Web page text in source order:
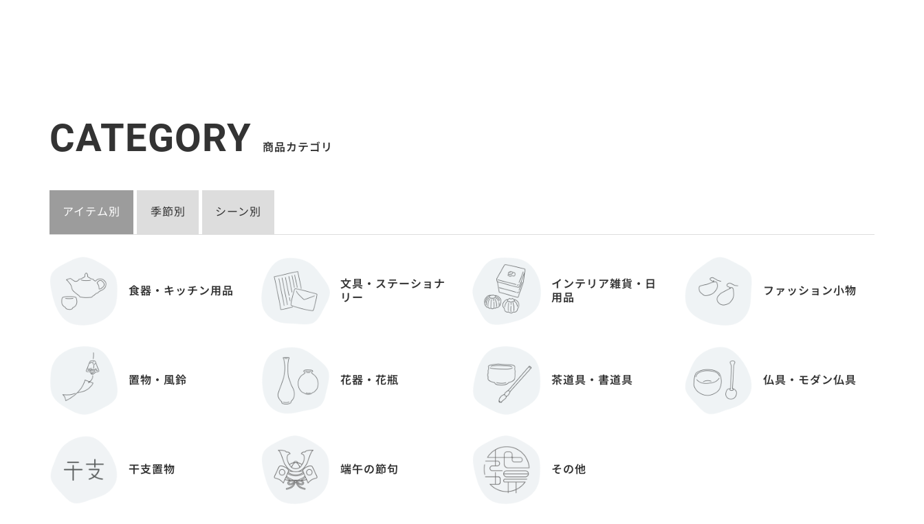
CATEGORY 商品カテゴリ
アイテム別 季節別 シーン別
食器・キッチン用品
文具・ステーショナ
リー
インテリア雑貨・日
用品
ファッション小物
置物・風鈴 花器・花瓶 茶道具・書道具 仏具・モダン仏具
干支置物 端午の節句 その他